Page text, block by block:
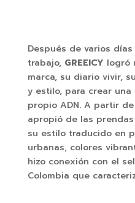
Después de varios
trabajo, GREEICY logró
marca, su diario vivir,
y estilo, para crear una
propio ADN. A partir
apropió de las
su estilo traducido en
urbanas, colores
hizo conexión con el
Colombia que